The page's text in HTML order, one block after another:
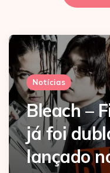
Notícias
Bleach –
já foi
lançado